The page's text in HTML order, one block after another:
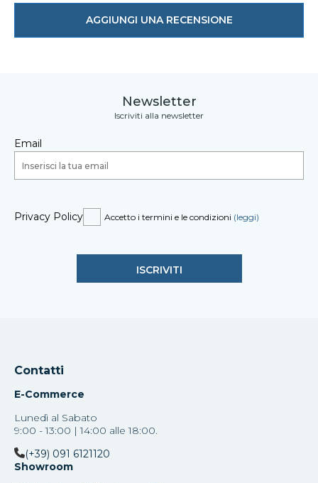
AGGIUNGI UNA RECENSIONE
Newsletter
Iscriviti alla newsletter
Email
Privacy Policy Accetto i termini e le condizioni (leggi)
Contatti
E-Commerce
Lunedì al Sabato
9:00 - 13:00 | 14:00 alle 18:00.
(+39) 091 6121120
Showroom